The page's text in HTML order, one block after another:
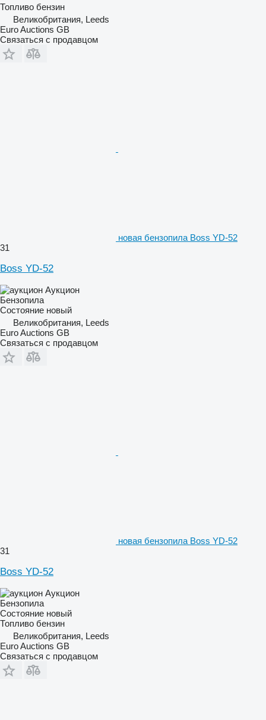
Топливо бензин
Великобритания, Leeds
Euro Auctions GB
Связаться с продавцом
новая бензопила Boss YD-52
31
Boss YD-52
Аукцион
Бензопила
Состояние новый
Великобритания, Leeds
Euro Auctions GB
Связаться с продавцом
новая бензопила Boss YD-52
31
Boss YD-52
Аукцион
Бензопила
Состояние новый
Топливо бензин
Великобритания, Leeds
Euro Auctions GB
Связаться с продавцом